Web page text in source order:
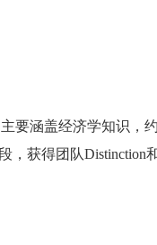
要涵盖经济学知识，
，获得团队Distinction